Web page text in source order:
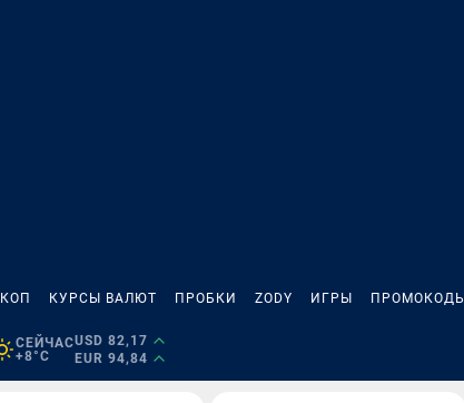
КУРСЫ ВАЛЮТ ПРОБКИ ZODY ИГРЫ ПРОМОКОДЫ
СЕЙЧАС
+8°C
USD 82,17
EUR 94,84